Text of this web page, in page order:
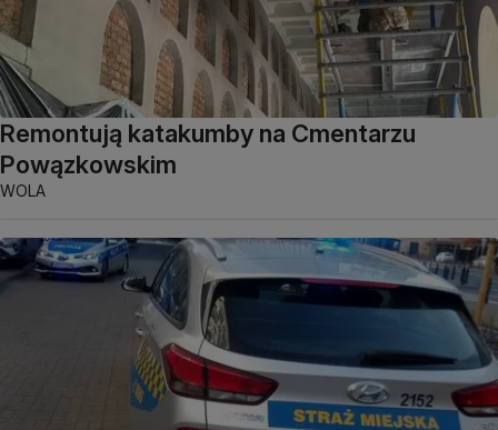
Remontują katakumby na Cmentarzu
Powązkowskim
WOLA